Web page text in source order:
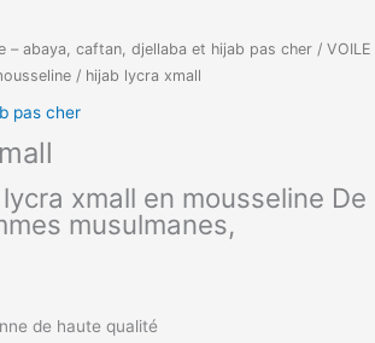
– abaya, caftan, djellaba et hijab pas cher / VOILE
/ hijab lycra xmall
pas cher
xmall en mousseline De
musulmanes,
de haute qualité